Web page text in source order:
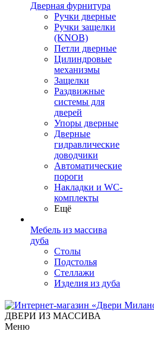
Дверная фурнитура
Ручки дверные
Ручки защелки
(KNOB)
Петли дверные
Цилиндровые
механизмы
Защелки
Раздвижные
системы для
дверей
Упоры дверные
Дверные
гидравлические
доводчики
Автоматические
пороги
Накладки и WC-
комплекты
Ещё
Мебель из массива
дуба
Столы
Подстолья
Стеллажи
Изделия из дуба
ДВЕРИ ИЗ МАССИВА
Меню